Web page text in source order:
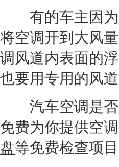
有的车主因为
将空调开到大风
调 风道内表面的
也要用专用的风
汽车空调是
免费为你提供空调
盘等免费检查项